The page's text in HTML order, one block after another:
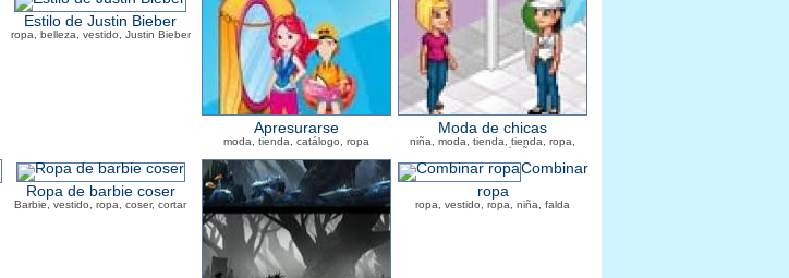
Estilo de Justin Bieber
ropa, belleza, vestido, Justin Bieber
Apresurarse
moda, tienda, catálogo, ropa
Moda de chicas
niña, moda, tienda, tienda, ropa,
zapatos, cabaña
Ropa de barbie coser
Barbie, vestido, ropa, coser, cortar
Combinar
ropa
ropa, vestido, ropa, niña, falda